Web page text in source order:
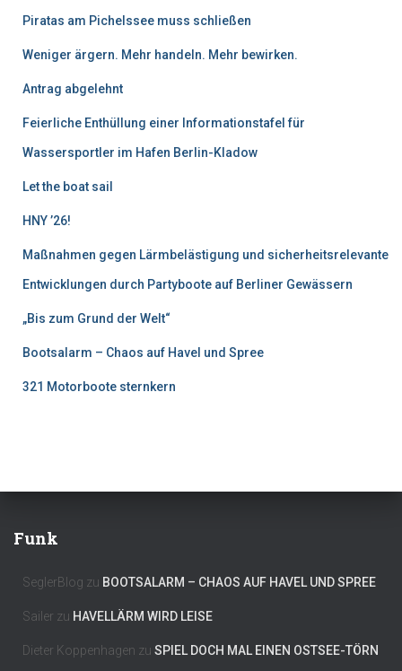
Piratas am Pichelssee muss schließen
Weniger ärgern. Mehr handeln. Mehr bewirken.
Antrag abgelehnt
Feierliche Enthüllung einer Informationstafel für
Wassersportler im Hafen Berlin-Kladow
Let the boat sail
HNY ’26!
Maßnahmen gegen Lärmbelästigung und sicherheitsrelevante
Entwicklungen durch Partyboote auf Berliner Gewässern
„Bis zum Grund der Welt“
Bootsalarm – Chaos auf Havel und Spree
321 Motorboote sternkern
Funk
SeglerBlog zu BOOTSALARM – CHAOS AUF HAVEL UND SPREE
Sailer zu HAVELLÄRM WIRD LEISE
Dieter Koppenhagen zu SPIEL DOCH MAL EINEN OSTSEE-TÖRN